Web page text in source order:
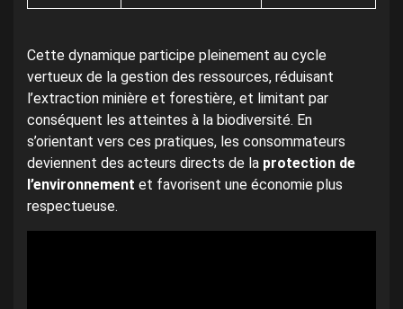
Cette dynamique participe pleinement au cycle
vertueux de la gestion des ressources, réduisant
l’extraction minière et forestière, et limitant par
conséquent les atteintes à la biodiversité. En
s’orientant vers ces pratiques, les consommateurs
deviennent des acteurs directs de la protection de
l’environnement et favorisent une économie plus
respectueuse.